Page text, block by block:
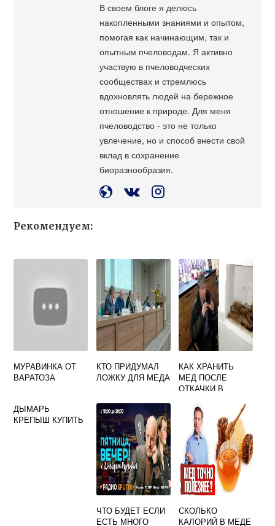
В своем блоге я делюсь
накопленными знаниями и опытом,
помогая как начинающим, так и
опытным пчеловодам. Я активно
участвую в пчеловодческих
сообществах и стремлюсь
вдохновлять людей на бережное
отношение к природе. Для меня
пчеловодство - это не только
увлечение, но и способ внести свой
вклад в сохранение
биоразнообразия.
Рекомендуем:
МУРАВИНКА ОТ
ВАРАТОЗА
КТО ПРИДУМАЛ
ЛОЖКУ ДЛЯ МЕДА
КАК ХРАНИТЬ
МЕД ПОСЛЕ
ОТКАЧКИ В
УСЛОВИЯХ
ДЫМАРЬ
КРЕПЫШ КУПИТЬ
ЧТО БУДЕТ ЕСЛИ
ЕСТЬ МНОГО
СКОЛЬКО
КАЛОРИЙ В МЕДЕ